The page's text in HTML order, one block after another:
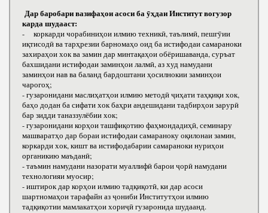
Дар баробари вазифаҳои асоси ба ӯҳдаи Институт вогузор
карда шудааст:
- коркарди чорабиниҳои илмию техникӣ, таълимӣ, пешгӯии
иқтисодӣ ва тарҳрезии барномаҳо оид ба истифодаи самараноки
захираҳои хок ва замин дар минтақаҳои обёришаванда, суръат
бахшидани истифодаи заминҳои лалмӣ, аз худ намудани
заминҳои нав ва баланд бардоштани ҳосилнокии заминҳои
чарогоҳ;
- гузаронидани маслиҳатҳои илмию методӣ ҷиҳати таҳқиқи хок,
баҳо додан ба сифати хок баҳри андешидани тадбирҳои зарурӣ
бар зидди таназзулёбии хок;
- гузаронидани корҳои ташфиқотию фаҳмондадиҳӣ, семинару
машваратҳо дар бораи истифодаи самараноку оқилонаи замин,
коркарди хок, кишт ва истифодабарии самараноки нуриҳои
органикию маъданӣ;
- таъмин намудани назорати муаллифӣ барои ҷорӣ намудани
технологияи муосир;
- иштирок дар корҳои илмию тадқиқотӣ, ки дар асоси
шартномаҳои тарафайн аз ҷониби Институтҳои илмию
тадқиқотии мамлакатҳои хориҷӣ гузаронида шудаанд.